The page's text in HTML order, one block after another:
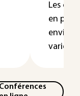
Les
en plus
variés,
Conférences